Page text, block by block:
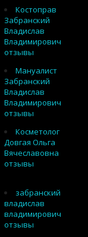
Костоправ
Забранский
Владислав
Владимирович
отзывы
Мануалист
Забранский
Владислав
Владимирович
отзывы
Косметолог
Довгая Ольга
Вячеславовна
отзывы
забранский
владислав
владимирович
отзывы